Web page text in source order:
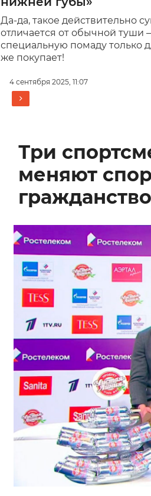
Да-да, такое действительно
отличается от обычной туши
специальную помаду только
же покупает!
4 сентября 2025, 11:07
Три
меняют